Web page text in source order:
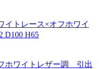
トレース×オフホワイ
H65
ホワイトレザー調 引出